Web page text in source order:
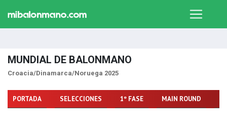
MUNDIAL DE BALONMANO
Croacia/Dinamarca/Noruega 2025
PORTADA SELECCIONES 1º FASE MAIN ROUND